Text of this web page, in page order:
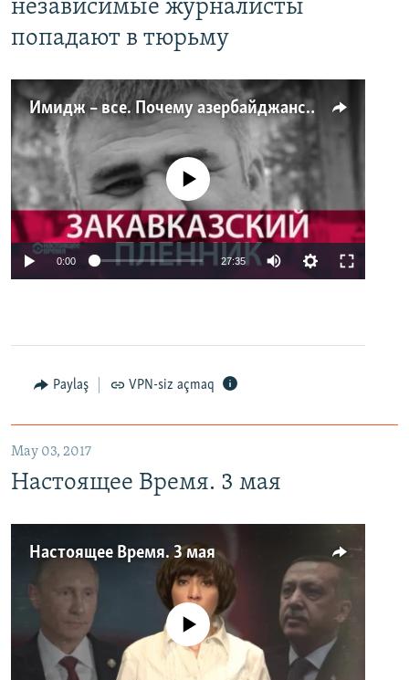
независимые журналисты
попадают в тюрьму
Имидж – все. Почему азербайджанские правозащитники и независимые журналисты попадают в тюрьму
No media source currently available
0:00 27:35
Paylaş VPN-siz açmaq
May 03, 2017
Настоящее Время. 3 мая
Настоящее Время. 3 мая
No media source currently available